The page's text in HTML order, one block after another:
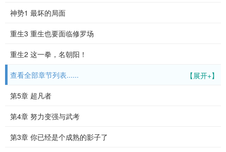
神势1 最坏的局面
重生3 重生也要面临修罗场
重生2 这一拳，名朝阳！
【展开+】
查看全部章节列表......
第5章 超凡者
第4章 努力变强与武考
第3章 你已经是个成熟的影子了